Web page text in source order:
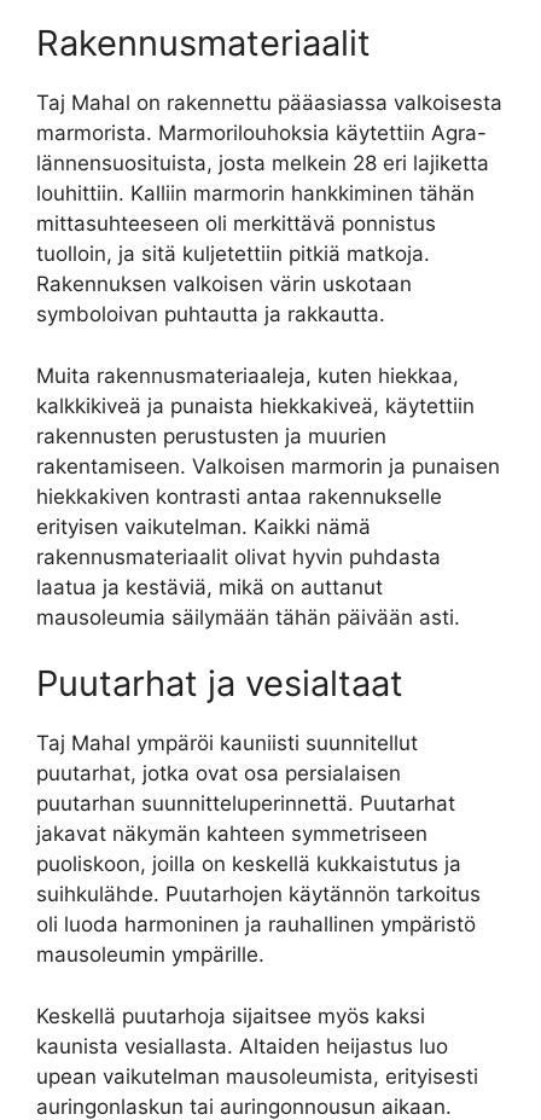
Rakennusmateriaalit
Taj Mahal on rakennettu pääasiassa valkoisesta
marmorista. Marmorilouhoksia käytettiin Agra-
lännensuosituista, josta melkein 28 eri lajiketta
louhittiin. Kalliin marmorin hankkiminen tähän
mittasuhteeseen oli merkittävä ponnistus
tuolloin, ja sitä kuljetettiin pitkiä matkoja.
Rakennuksen valkoisen värin uskotaan
symboloivan puhtautta ja rakkautta.
Muita rakennusmateriaaleja, kuten hiekkaa,
kalkkikiveä ja punaista hiekkakiveä, käytettiin
rakennusten perustusten ja muurien
rakentamiseen. Valkoisen marmorin ja punaisen
hiekkakiven kontrasti antaa rakennukselle
erityisen vaikutelman. Kaikki nämä
rakennusmateriaalit olivat hyvin puhdasta
laatua ja kestäviä, mikä on auttanut
mausoleumia säilymään tähän päivään asti.
Puutarhat ja vesialtaat
Taj Mahal ympäröi kauniisti suunnitellut
puutarhat, jotka ovat osa persialaisen
puutarhan suunnitteluperinnettä. Puutarhat
jakavat näkymän kahteen symmetriseen
puoliskoon, joilla on keskellä kukkaistutus ja
suihkulähde. Puutarhojen käytännön tarkoitus
oli luoda harmoninen ja rauhallinen ympäristö
mausoleumin ympärille.
Keskellä puutarhoja sijaitsee myös kaksi
kaunista vesiallasta. Altaiden heijastus luo
upean vaikutelman mausoleumista, erityisesti
auringonlaskun tai auringonnousun aikaan.